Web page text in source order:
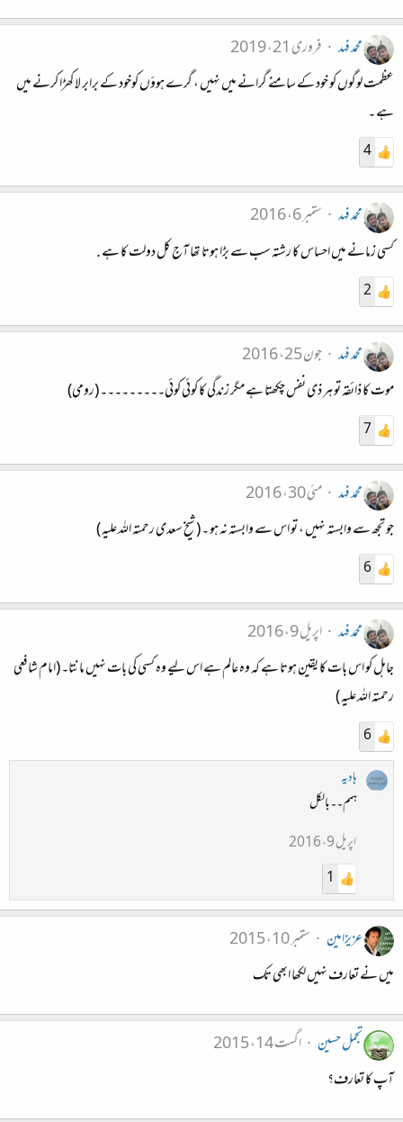
محمد فہد
فروری 21، 2019
عظمت لوگوں کو خود کے سامنے گرانے میں نہیں ، گرے ہوؤں کوخود کے برابر لا کھڑا کرنے میں
ہے ۔
4
محمد فہد
ستمبر 6، 2016
کسی زمانے میں احساس کا رشتہ سب سے بڑا ہوتا تھا آج کل دولت کا ہے .
2
محمد فہد
جون 25، 2016
موت کا ذائقہ تو ہر ذی نفس چکھتا ہے مگر زندگی کا کوئی کوئی۔۔۔۔۔۔۔۔۔ (رومی)
7
محمد فہد
مئی 30، 2016
جو تجھ سے وابستہ نہیں ، تو اس سے وابستہ نہ ہو ۔ ( شیخ سعدی رحمتہ اللہ علیہ )
6
محمد فہد
اپریل 9، 2016
جاہل کو اس بات کا یقین ہوتا ہے کہ وہ عالم ہے اس لیے وہ کسی کی بات نہیں مانتا۔ (امام شافعی
رحمتہ اللہ علیہ )
6
ہادیہ
ہمم۔۔بالکل
اپریل 9، 2016
1
عزیزامین
ستمبر 10، 2015
میں نے تعارف نہیں لکھا ابھی تک
تجمل حسین
اگست 14، 2015
آپ کا تعارف؟